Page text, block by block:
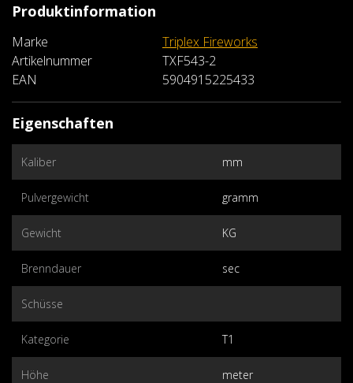
Produktinformation
Marke
Triplex Fireworks
Artikelnummer
TXF543-2
EAN
5904915225433
Eigenschaften
Kaliber mm
Pulvergewicht gramm
Gewicht KG
Brenndauer sec
Schüsse
Kategorie T1
Höhe meter